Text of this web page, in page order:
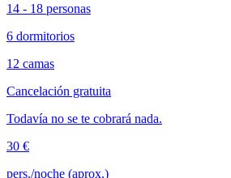
14 - 18 personas
6 dormitorios
12 camas
Cancelación gratuita
Todavía no se te cobrará nada.
30 €
pers./noche (aprox.)